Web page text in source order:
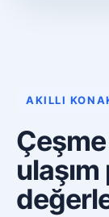
AKILLI
Çeşme